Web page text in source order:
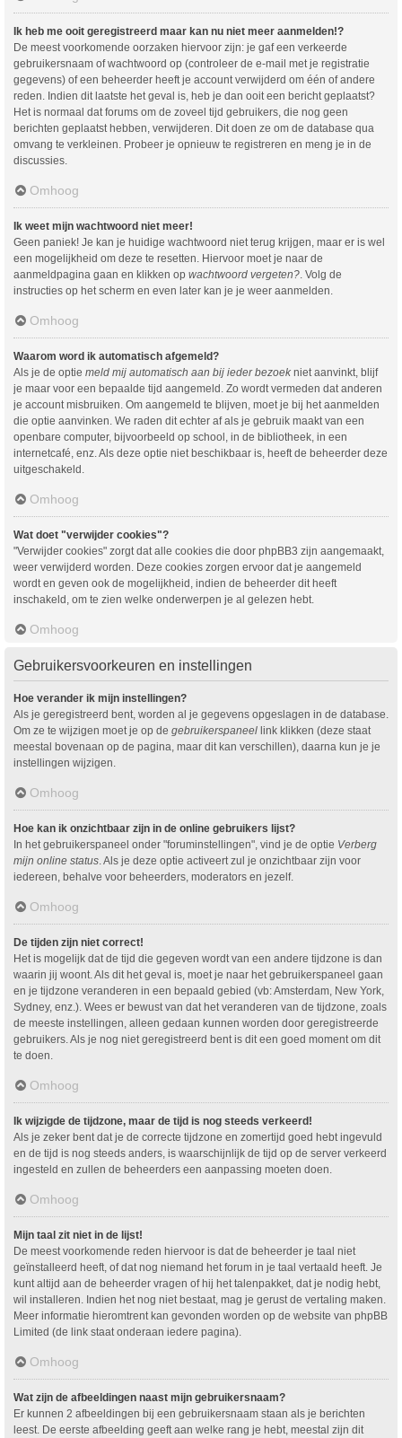
Ik heb me ooit geregistreerd maar kan nu niet meer aanmelden!?
De meest voorkomende oorzaken hiervoor zijn: je gaf een verkeerde
gebruikersnaam of wachtwoord op (controleer de e-mail met je registratie
gegevens) of een beheerder heeft je account verwijderd om één of andere
reden. Indien dit laatste het geval is, heb je dan ooit een bericht geplaatst?
Het is normaal dat forums om de zoveel tijd gebruikers, die nog geen
berichten geplaatst hebben, verwijderen. Dit doen ze om de database qua
omvang te verkleinen. Probeer je opnieuw te registreren en meng je in de
discussies.
Omhoog
Ik weet mijn wachtwoord niet meer!
Geen paniek! Je kan je huidige wachtwoord niet terug krijgen, maar er is wel
een mogelijkheid om deze te resetten. Hiervoor moet je naar de
aanmeldpagina gaan en klikken op wachtwoord vergeten? . Volg de
instructies op het scherm en even later kan je je weer aanmelden.
Omhoog
Waarom word ik automatisch afgemeld?
Als je de optie meld mij automatisch aan bij ieder bezoek niet aanvinkt, blijf
je maar voor een bepaalde tijd aangemeld. Zo wordt vermeden dat anderen
je account misbruiken. Om aangemeld te blijven, moet je bij het aanmelden
die optie aanvinken. We raden dit echter af als je gebruik maakt van een
openbare computer, bijvoorbeeld op school, in de bibliotheek, in een
internetcafé, enz. Als deze optie niet beschikbaar is, heeft de beheerder deze
uitgeschakeld.
Omhoog
Wat doet "verwijder cookies"?
"Verwijder cookies" zorgt dat alle cookies die door phpBB3 zijn aangemaakt,
weer verwijderd worden. Deze cookies zorgen ervoor dat je aangemeld
wordt en geven ook de mogelijkheid, indien de beheerder dit heeft
inschakeld, om te zien welke onderwerpen je al gelezen hebt.
Omhoog
Gebruikersvoorkeuren en instellingen
Hoe verander ik mijn instellingen?
Als je geregistreerd bent, worden al je gegevens opgeslagen in de database.
Om ze te wijzigen moet je op de gebruikerspaneel link klikken (deze staat
meestal bovenaan op de pagina, maar dit kan verschillen), daarna kun je je
instellingen wijzigen.
Omhoog
Hoe kan ik onzichtbaar zijn in de online gebruikers lijst?
In het gebruikerspaneel onder "foruminstellingen", vind je de optie Verberg
mijn online status . Als je deze optie activeert zul je onzichtbaar zijn voor
iedereen, behalve voor beheerders, moderators en jezelf.
Omhoog
De tijden zijn niet correct!
Het is mogelijk dat de tijd die gegeven wordt van een andere tijdzone is dan
waarin jij woont. Als dit het geval is, moet je naar het gebruikerspaneel gaan
en je tijdzone veranderen in een bepaald gebied (vb: Amsterdam, New York,
Sydney, enz.). Wees er bewust van dat het veranderen van de tijdzone, zoals
de meeste instellingen, alleen gedaan kunnen worden door geregistreerde
gebruikers. Als je nog niet geregistreerd bent is dit een goed moment om dit
te doen.
Omhoog
Ik wijzigde de tijdzone, maar de tijd is nog steeds verkeerd!
Als je zeker bent dat je de correcte tijdzone en zomertijd goed hebt ingevuld
en de tijd is nog steeds anders, is waarschijnlijk de tijd op de server verkeerd
ingesteld en zullen de beheerders een aanpassing moeten doen.
Omhoog
Mijn taal zit niet in de lijst!
De meest voorkomende reden hiervoor is dat de beheerder je taal niet
geïnstalleerd heeft, of dat nog niemand het forum in je taal vertaald heeft. Je
kunt altijd aan de beheerder vragen of hij het talenpakket, dat je nodig hebt,
wil installeren. Indien het nog niet bestaat, mag je gerust de vertaling maken.
Meer informatie hieromtrent kan gevonden worden op de website van phpBB
Limited (de link staat onderaan iedere pagina).
Omhoog
Wat zijn de afbeeldingen naast mijn gebruikersnaam?
Er kunnen 2 afbeeldingen bij een gebruikersnaam staan als je berichten
leest. De eerste afbeelding geeft aan welke rang je hebt, meestal zijn dit